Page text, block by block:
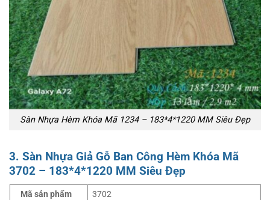
Sàn Nhựa Hèm Khóa Mã 1234 – 183*4*1220 MM Siêu Đẹp
3. Sàn Nhựa Giả Gỗ Ban Công Hèm Khóa Mã
3702 – 183*4*1220 MM Siêu Đẹp
Mã sản phẩm 3702